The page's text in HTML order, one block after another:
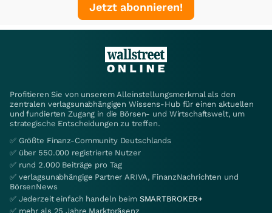
Jetzt abonnieren!
Profitieren Sie von unserem Alleinstellungsmerkmal als den
zentralen verlagsunabhängigen Wissens-Hub für einen aktuellen
und fundierten Zugang in die Börsen- und Wirtschaftswelt, um
strategische Entscheidungen zu treffen.
✅ Größte Finanz-Community Deutschlands
✅ über 550.000 registrierte Nutzer
✅ rund 2.000 Beiträge pro Tag
✅ verlagsunabhängige Partner ARIVA, FinanzNachrichten und
BörsenNews
✅ Jederzeit einfach handeln beim SMARTBROKER+
✅ mehr als 25 Jahre Marktpräsenz